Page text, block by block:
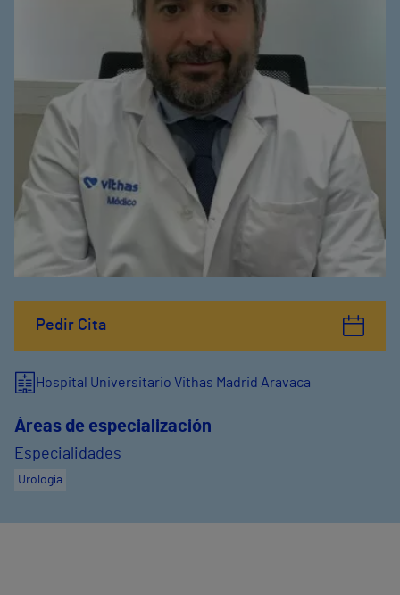
Pedir Cita
Hospital Universitario Vithas Madrid Aravaca
Áreas de especialización
Especialidades
Urología